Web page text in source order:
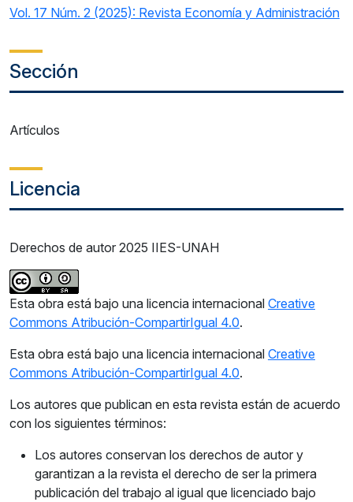
Vol. 17 Núm. 2 (2025): Revista Economía y Administración
Sección
Artículos
Licencia
Derechos de autor 2025 IIES-UNAH
Esta obra está bajo una licencia internacional Creative
Commons Atribución-CompartirIgual 4.0.
Esta obra está bajo una licencia internacional Creative
Commons Atribución-CompartirIgual 4.0.
Los autores que publican en esta revista están de acuerdo
con los siguientes términos:
Los autores conservan los derechos de autor y
garantizan a la revista el derecho de ser la primera
publicación del trabajo al igual que licenciado bajo